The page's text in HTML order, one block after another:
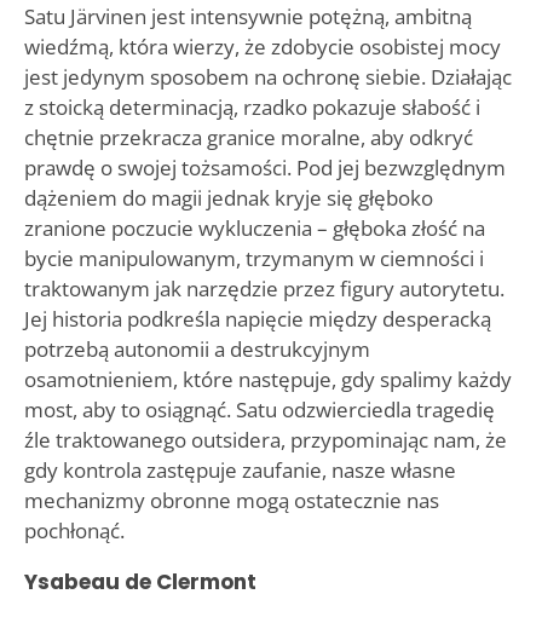
Satu Järvinen jest intensywnie potężną, ambitną
wiedźmą, która wierzy, że zdobycie osobistej mocy
jest jedynym sposobem na ochronę siebie. Działając
z stoicką determinacją, rzadko pokazuje słabość i
chętnie przekracza granice moralne, aby odkryć
prawdę o swojej tożsamości. Pod jej bezwzględnym
dążeniem do magii jednak kryje się głęboko
zranione poczucie wykluczenia – głęboka złość na
bycie manipulowanym, trzymanym w ciemności i
traktowanym jak narzędzie przez figury autorytetu.
Jej historia podkreśla napięcie między desperacką
potrzebą autonomii a destrukcyjnym
osamotnieniem, które następuje, gdy spalimy każdy
most, aby to osiągnąć. Satu odzwierciedla tragedię
źle traktowanego outsidera, przypominając nam, że
gdy kontrola zastępuje zaufanie, nasze własne
mechanizmy obronne mogą ostatecznie nas
pochłonąć.
Ysabeau de Clermont